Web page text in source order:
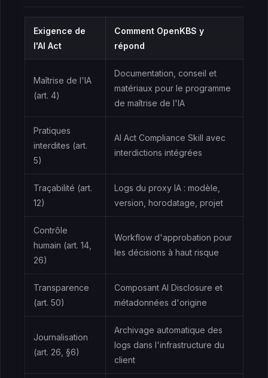
Exigence de
l'AI Act
Comment OpenKBS y
répond
Maîtrise de l'IA
(art. 4)
Documentation, conseil et
matériaux pour le programme
de maîtrise de l'IA
Pratiques
interdites (art.
5)
AI Act Compliance Skill avec
interdictions intégrées
Traçabilité (art.
12)
Logs du proxy IA : modèle,
version, horodatage, projet
Contrôle
humain (art. 14,
26)
Workflow d'approbation pour
les décisions à haut risque
Transparence
(art. 50)
Composant AI Disclosure et
métadonnées d'origine
Journalisation
(art. 26, §6)
Archivage automatique des
logs dans l'infrastructure du
client